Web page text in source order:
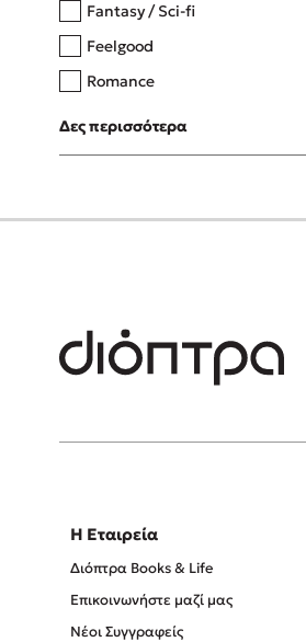
Fantasy / Sci-fi
Feelgood
Romance
Upmarket
Young Adult
Δες περισσότερα
Η Εταιρεία
Διόπτρα Books & Life
Επικοινωνήστε μαζί μας
Νέοι Συγγραφείς